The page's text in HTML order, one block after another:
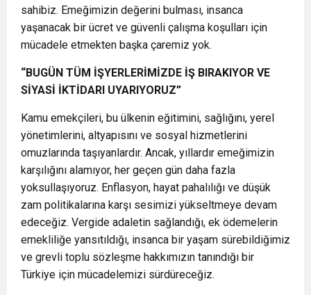
sahibiz. Emeğimizin değerini bulması, insanca
yaşanacak bir ücret ve güvenli çalışma koşulları için
mücadele etmekten başka çaremiz yok.
“BUGÜN TÜM İŞYERLERİMİZDE İŞ BIRAKIYOR VE
SİYASİ İKTİDARI UYARIYORUZ”
Kamu emekçileri, bu ülkenin eğitimini, sağlığını, yerel
yönetimlerini, altyapısını ve sosyal hizmetlerini
omuzlarında taşıyanlardır. Ancak, yıllardır emeğimizin
karşılığını alamıyor, her geçen gün daha fazla
yoksullaşıyoruz. Enflasyon, hayat pahalılığı ve düşük
zam politikalarına karşı sesimizi yükseltmeye devam
edeceğiz. Vergide adaletin sağlandığı, ek ödemelerin
emekliliğe yansıtıldığı, insanca bir yaşam sürebildiğimiz
ve grevli toplu sözleşme hakkımızın tanındığı bir
Türkiye için mücadelemizi sürdüreceğiz.